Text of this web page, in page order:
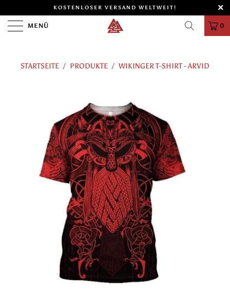
KOSTENLOSER VERSAND WELTWEIT!
MENÜ 0
STARTSEITE / PRODUKTE / WIKINGER T-SHIRT - ARVID